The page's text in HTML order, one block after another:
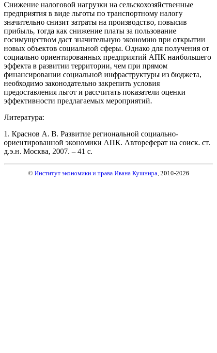
Снижение налоговой нагрузки на сельскохозяйственные
предприятия в виде льготы по транспортному налогу
значительно снизит затраты на производство, повысив
прибыль, тогда как снижение платы за пользование
госимуществом даст значительную экономию при открытии
новых объектов социальной сферы. Однако для получения от
социально ориентированных предприятий АПК наибольшего
эффекта в развитии территории, чем при прямом
финансировании социальной инфраструктуры из бюджета,
необходимо законодательно закрепить условия
предоставления льгот и рассчитать показатели оценки
эффективности предлагаемых мероприятий.
Литература:
1. Краснов А. В. Развитие региональной социально-
ориентированной экономики АПК. Автореферат на соиск. ст.
д.э.н. Москва, 2007. – 41 с.
© Институт экономики и права Ивана Кушнира, 2010-2026